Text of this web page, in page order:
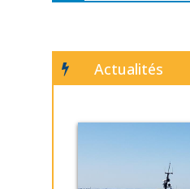
Actualités